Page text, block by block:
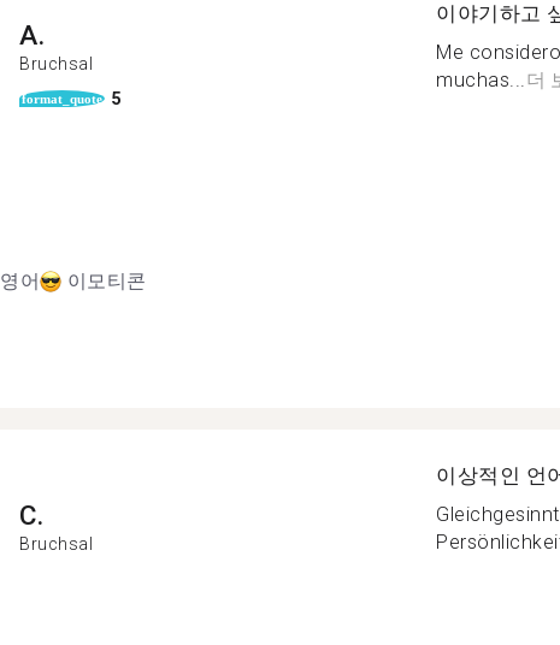
A.
Bruchsal
format_quote 5
영어 이모티콘
이야기하고
Me
muchas...더
C.
Bruchsal
이상적인 언